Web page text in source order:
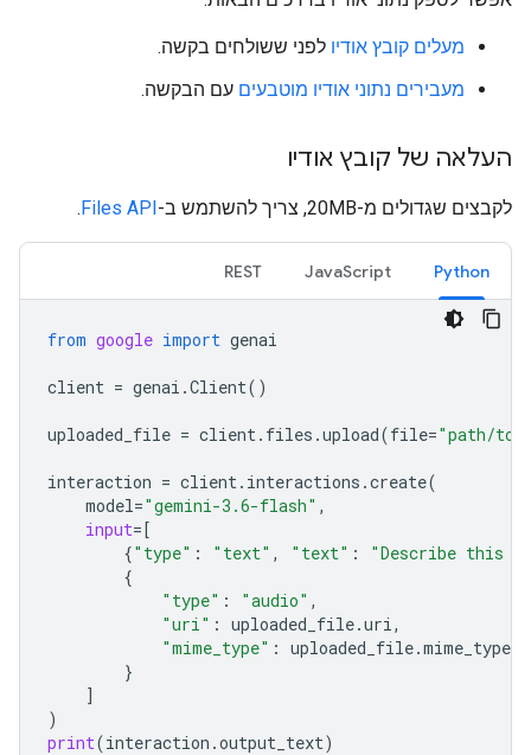
מעלים קובץ אודיו לפני ששולחים בקשה.
מעבירים נתוני אודיו מוטבעים עם הבקשה.
העלאה של קובץ אודיו
לקבצים שגדולים מ-20MB, צריך להשתמש ב- Files API
.
Python
JavaScript
REST
from google import genai
client = genai .Client()
uploaded_file = client . files .upload(file="path/to/
interaction = client . interactions .create(
model="gemini-3.6-flash" ,
input=[
{"type" : "text" , "text" :
"Describe this
{
"type" : "audio" ,
"uri" : uploaded_file.uri ,
"mime_type" : uploaded_file.mime_type
}
]
)
print(interaction .output_text)